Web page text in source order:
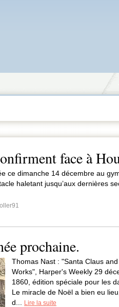
face à
ce dimanche 14 décembre au
haletant jusqu’aux dernières
prochaine.
Thomas Nast : "Santa Claus
Works", Harper's Weekly 29
1860, édition spéciale pour les
Le miracle de Noël a bien eu
d...
Lire la suite